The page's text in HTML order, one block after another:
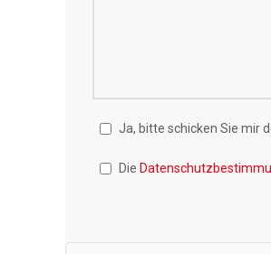
Ja, bitte schicken Sie mir
Die